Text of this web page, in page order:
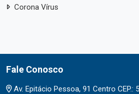
Corona Vírus
Fale Conosco
Av. Epitácio Pessoa, 91 Centro CEP.: